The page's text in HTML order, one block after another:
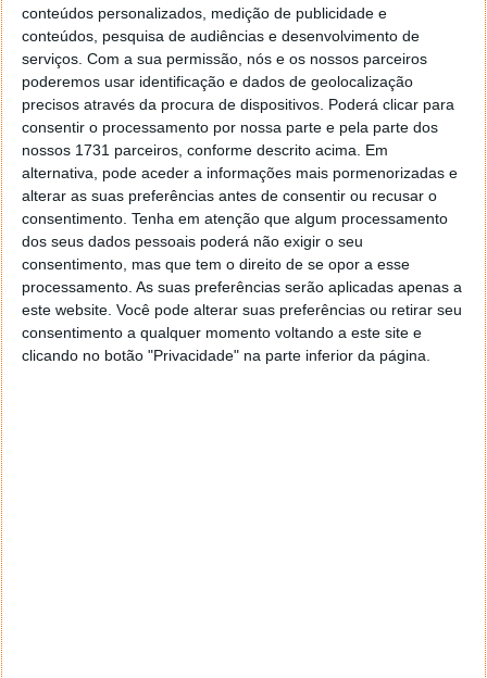
conteúdos personalizados, medição de publicidade e
conteúdos, pesquisa de audiências e desenvolvimento de
serviços. Com a sua permissão, nós e os nossos parceiros
poderemos usar identificação e dados de geolocalização
precisos através da procura de dispositivos. Poderá clicar para
consentir o processamento por nossa parte e pela parte dos
nossos 1731 parceiros, conforme descrito acima. Em
alternativa, pode aceder a informações mais pormenorizadas e
alterar as suas preferências antes de consentir ou recusar o
consentimento. Tenha em atenção que algum processamento
dos seus dados pessoais poderá não exigir o seu
consentimento, mas que tem o direito de se opor a esse
processamento. As suas preferências serão aplicadas apenas a
este website. Você pode alterar suas preferências ou retirar seu
consentimento a qualquer momento voltando a este site e
clicando no botão "Privacidade" na parte inferior da página.
Acompanhe o Pplware no Google Notícias
Proponha uma correção, faça uma sugestão
Autor:Pedro Pinto
Tags: apartamentos carros elétricos janelas
PRÓXIMO ARTIGO
Black Friday: Sugestão de impressoras 3D FDM e